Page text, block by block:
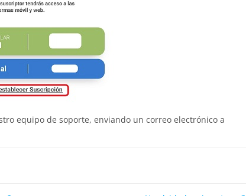
equipo de soporte, enviando un correo electrónico a